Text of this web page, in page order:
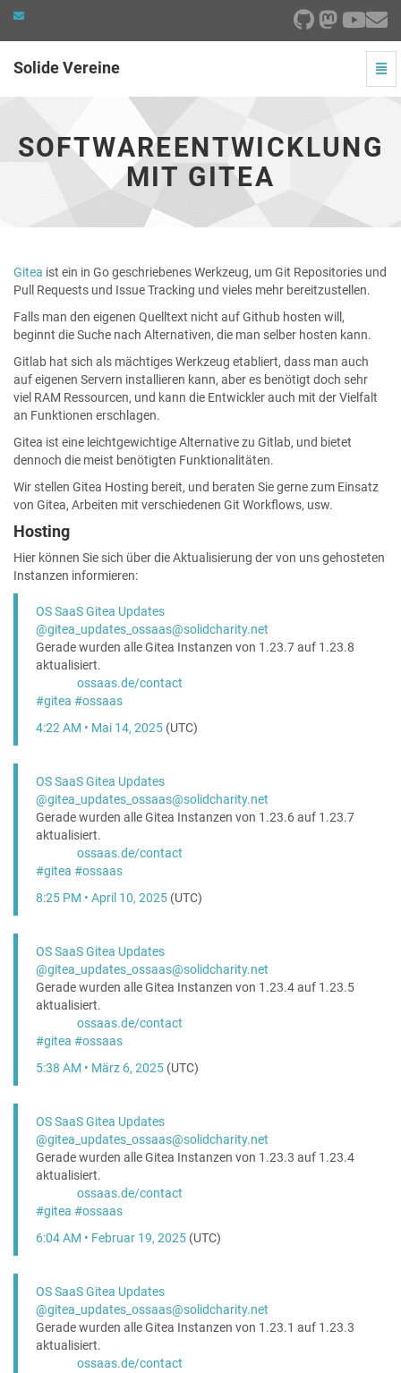
Solide Vereine
Softwareentwicklung
SOFTWAREENTWICKLUNG
MIT GITEA
Gitea ist ein in Go geschriebenes Werkzeug, um Git Repositories und
Pull Requests und Issue Tracking und vieles mehr bereitzustellen.
Falls man den eigenen Quelltext nicht auf Github hosten will,
beginnt die Suche nach Alternativen, die man selber hosten kann.
Gitlab hat sich als mächtiges Werkzeug etabliert, dass man auch
auf eigenen Servern installieren kann, aber es benötigt doch sehr
viel RAM Ressourcen, und kann die Entwickler auch mit der Vielfalt
an Funktionen erschlagen.
Gitea ist eine leichtgewichtige Alternative zu Gitlab, und bietet
dennoch die meist benötigten Funktionalitäten.
Wir stellen Gitea Hosting bereit, und beraten Sie gerne zum Einsatz
von Gitea, Arbeiten mit verschiedenen Git Workflows, usw.
Hosting
Hier können Sie sich über die Aktualisierung der von uns gehosteten
Instanzen informieren:
OS SaaS Gitea Updates
@gitea_updates_ossaas@solidcharity.net
Gerade wurden alle Gitea Instanzen von 1.23.7 auf 1.23.8
aktualisiert.
ossaas.de/contact
#gitea #ossaas
4:22 AM • Mai 14, 2025 (UTC)
OS SaaS Gitea Updates
@gitea_updates_ossaas@solidcharity.net
Gerade wurden alle Gitea Instanzen von 1.23.6 auf 1.23.7
aktualisiert.
ossaas.de/contact
#gitea #ossaas
8:25 PM • April 10, 2025 (UTC)
OS SaaS Gitea Updates
@gitea_updates_ossaas@solidcharity.net
Gerade wurden alle Gitea Instanzen von 1.23.4 auf 1.23.5
aktualisiert.
ossaas.de/contact
#gitea #ossaas
5:38 AM • März 6, 2025 (UTC)
OS SaaS Gitea Updates
@gitea_updates_ossaas@solidcharity.net
Gerade wurden alle Gitea Instanzen von 1.23.3 auf 1.23.4
aktualisiert.
ossaas.de/contact
#gitea #ossaas
6:04 AM • Februar 19, 2025 (UTC)
OS SaaS Gitea Updates
@gitea_updates_ossaas@solidcharity.net
Gerade wurden alle Gitea Instanzen von 1.23.1 auf 1.23.3
aktualisiert.
ossaas.de/contact